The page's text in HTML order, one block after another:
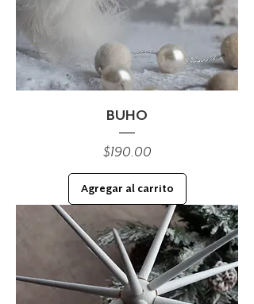
BUHO
Precio
$190.00
Agregar al carrito